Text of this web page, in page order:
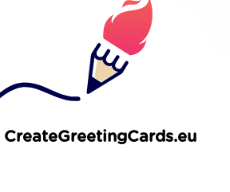
CreateGreetingCards.eu